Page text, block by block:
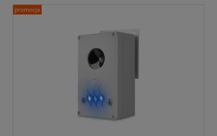
promocja